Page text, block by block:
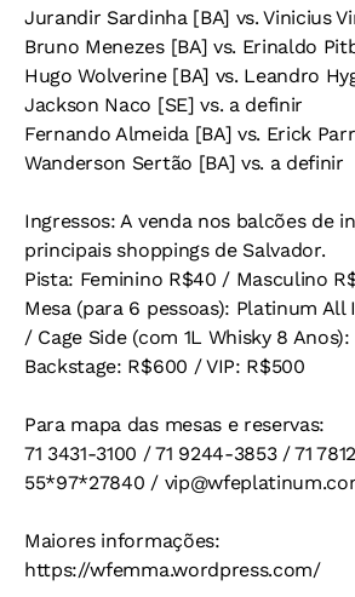
Jurandir Sardinha [BA] vs. Vinicius
Bruno Menezes [BA] vs. Erinaldo
Hugo Wolverine [BA] vs. Leandro
Jackson Naco [SE] vs. a definir
Fernando Almeida [BA] vs. Erick
Wanderson Sertão [BA] vs. a definir
Ingressos: A venda nos balcões de
principais shoppings de Salvador.
Pista: Feminino R$40 / Masculino
Mesa (para 6 pessoas): Platinum All
/ Cage Side (com 1L Whisky 8
Backstage: R$600 / VIP: R$500
Para mapa das mesas e reservas:
71 3431-3100 / 71 9244-3853 / 71
55*97*27840 /
Maiores informações:
https://wfemma.wordpress.com/